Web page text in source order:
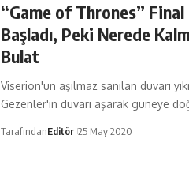
“Game of Thrones” Final
Başladı, Peki Nerede
Bulat
Viserion'un aşılmaz sanılan duvarı
Gezenler'in duvarı aşarak güneye
TarafındanEditör 25 May 2020